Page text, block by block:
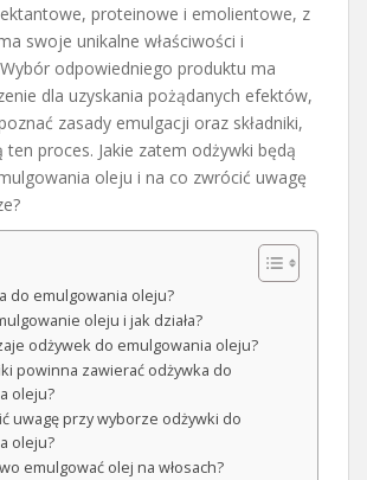
proteinowe i emolientowe, z
swoje unikalne właściwości i
odpowiedniego produktu ma
dla uzyskania pożądanych efektów,
zasady emulgacji oraz składniki,
proces. Jakie zatem odżywki będą
oleju i na co zwrócić uwagę
do emulgowania oleju?
oleju i jak działa?
odżywek do emulgowania oleju?
powinna zawierać odżywka do
oleju?
uwagę przy wyborze odżywki do
oleju?
emulgować olej na włosach?